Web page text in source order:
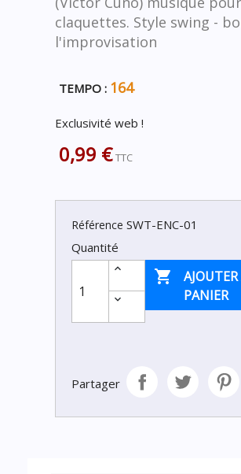
claquettes. Style swing -
l'improvisation
TEMPO : 164
Exclusivité web !
0,99 € TTC
Référence SWT-ENC-01
Quantité

AJOUTER AU
PANIER
Partager